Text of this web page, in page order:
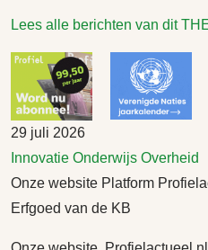
Lees alle berichten van dit
29 juli 2026
Innovatie Onderwijs Overheid
Onze website Platform
Erfgoed van de KB